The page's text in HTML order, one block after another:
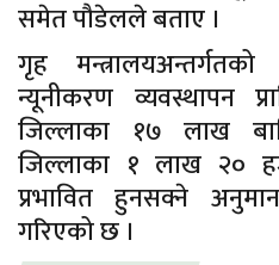
समेत पौडेलले बताए ।
गृह
न्यूनीकरण व्यवस्थापन
जिल्लाका १७ लाख
जिल्लाका १ लाख २०
प्रभावित हुनसक्ने
गरिएको छ ।